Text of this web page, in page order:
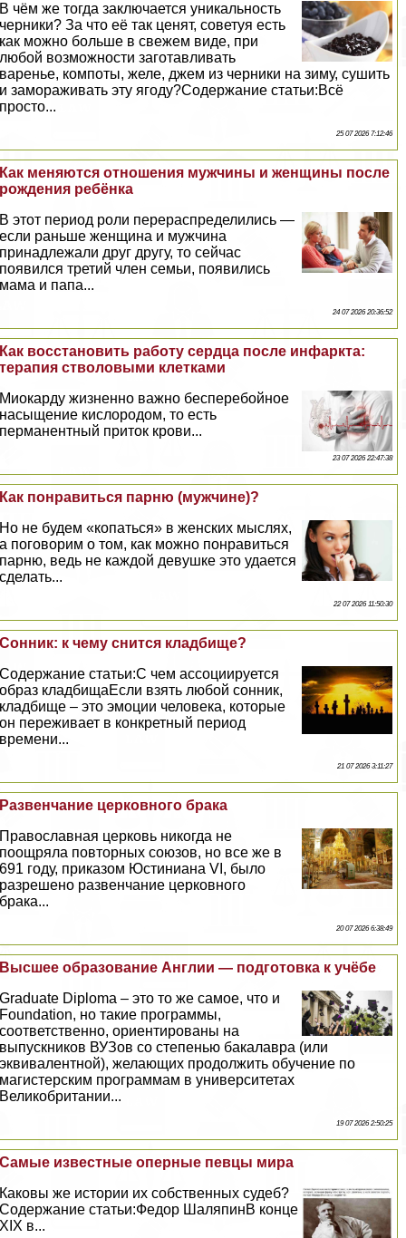
В чём же тогда заключается уникальность
черники? За что её так ценят, советуя есть
как можно больше в свежем виде, при
любой возможности заготавливать
варенье, компоты, желе, джем из черники на зиму, сушить
и замораживать эту ягоду?Содержание статьи:Всё
просто...
25 07 2026 7:12:46
Как меняются отношения мужчины и женщины после
рождения ребёнка
В этот период роли перераспределились —
если раньше женщина и мужчина
принадлежали друг другу, то сейчас
появился третий члeн семьи, появились
мама и папа...
24 07 2026 20:36:52
Как восстановить работу сердца после инфаркта:
терапия стволовыми клетками
Миокарду жизненно важно бесперебойное
насыщение кислородом, то есть
перманентный приток крови...
23 07 2026 22:47:38
Как понравиться парню (мужчине)?
Но не будем «копаться» в женских мыслях,
а поговорим о том, как можно понравиться
парню, ведь не каждой дeвyшке это удается
сделать...
22 07 2026 11:50:30
Сонник: к чему снится кладбище?
Содержание статьи:С чем ассоциируется
образ кладбищаЕсли взять любой сонник,
кладбище – это эмоции человека, которые
он переживает в конкретный период
времени...
21 07 2026 3:11:27
Развенчание церковного бpaка
Православная церковь никогда не
поощряла повторных союзов, но все же в
691 году, приказом Юстиниана VI, было
разрешено развенчание церковного
бpaка...
20 07 2026 6:38:49
Высшее образование Англии — подготовка к учёбе
Graduate Diploma – это то же самое, что и
Foundation, но такие программы,
соответственно, ориентированы на
выпускников ВУЗов со степенью бакалавра (или
эквивалентной), желающих продолжить обучение по
магистерским программам в университетах
Великобритании...
19 07 2026 2:50:25
Самые известные оперные певцы мира
Каковы же истории их собственных судеб?
Содержание статьи:Федор ШаляпинВ конце
XIX в...